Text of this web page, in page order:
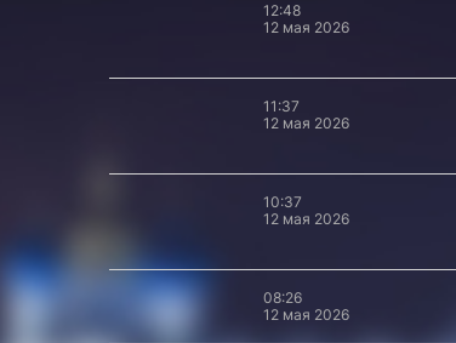
12:48
12 мая 2026
11:37
12 мая 2026
10:37
12 мая 2026
08:26
12 мая 2026